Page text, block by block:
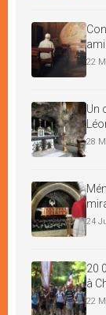
ami
22
Un
28
24
20
à
22